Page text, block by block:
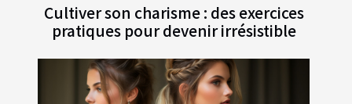
Cultiver son charisme : des exercices
pratiques pour devenir irrésistible